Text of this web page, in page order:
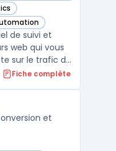
catégorie
catégorie
de suivi et
web qui vous
sur le trafic de
des
Fiche complète
et